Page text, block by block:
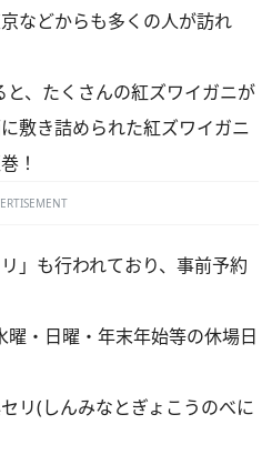
などからも多くの人が訪れ
、たくさんの紅ズワイガニが
敷き詰められた紅ズワイガニ
！
」も行われており、事前予約
・日曜・年末年始等の休場日
リ(しんみなとぎょこうのべに